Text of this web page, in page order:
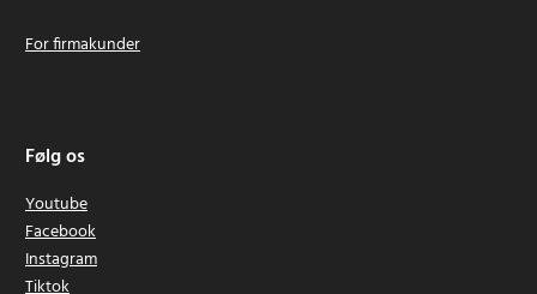
For firmakunder
Følg os
Youtube
Facebook
Instagram
Tiktok